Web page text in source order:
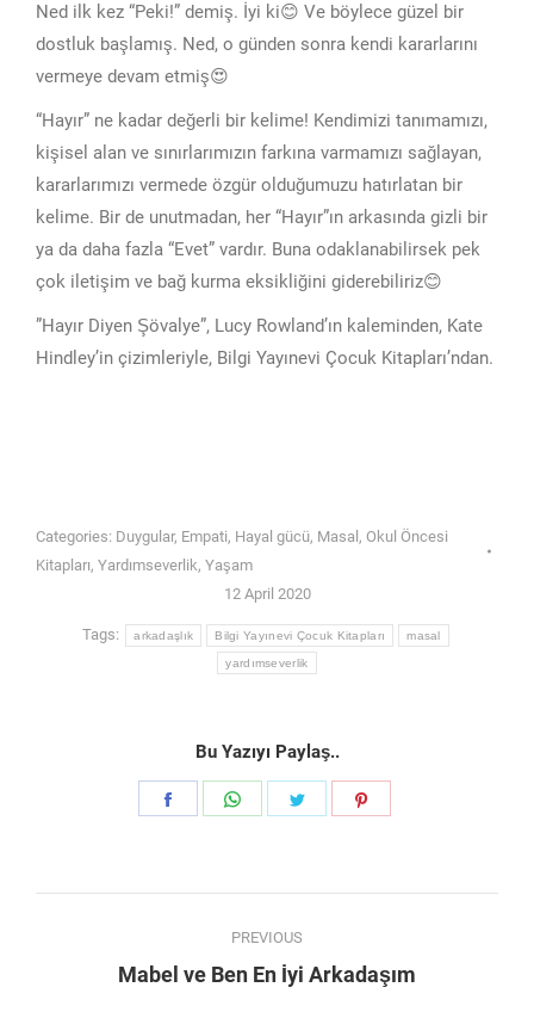
Ned ilk kez “Peki!” demiş. İyi ki😊 Ve böylece güzel bir
dostluk başlamış. Ned, o günden sonra kendi kararlarını
vermeye devam etmiş😍
“Hayır” ne kadar değerli bir kelime! Kendimizi tanımamızı,
kişisel alan ve sınırlarımızın farkına varmamızı sağlayan,
kararlarımızı vermede özgür olduğumuzu hatırlatan bir
kelime. Bir de unutmadan, her “Hayır”ın arkasında gizli bir
ya da daha fazla “Evet” vardır. Buna odaklanabilirsek pek
çok iletişim ve bağ kurma eksikliğini giderebiliriz😊
”Hayır Diyen Şövalye”, Lucy Rowland’ın kaleminden, Kate
Hindley’in çizimleriyle, Bilgi Yayınevi Çocuk Kitapları’ndan.
Categories: Duygular, Empati, Hayal gücü, Masal , Okul Öncesi
Kitapları, Yardımseverlik, Yaşam
12 April 2020
Tags: arkadaşlık Bilgi Yayınevi Çocuk Kitapları masal
yardımseverlik
Bu Yazıyı Paylaş..
Share
navigation
PREVIOUS
Previous
Mabel ve Ben En İyi Arkadaşım